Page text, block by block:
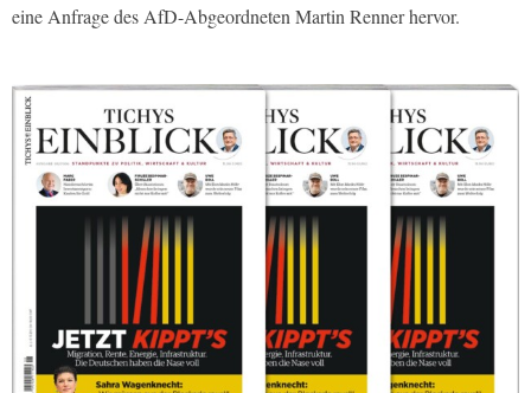
eine Anfrage des AfD-Abgeordneten Martin Renner hervor.